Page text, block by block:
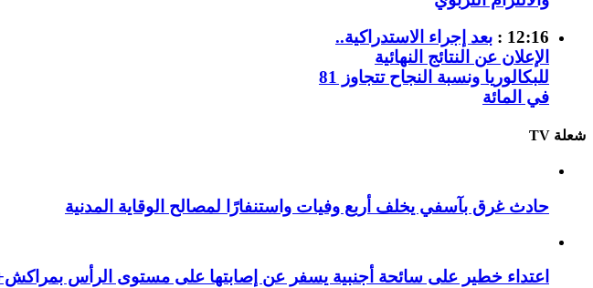
12:16 :
بعد إجراء الاستدراكية..
الإعلان عن النتائج النهائية
للبكالوريا ونسبة النجاح تتجاوز 81
في المائة
شعلة TV
حادث غرق بآسفي يخلف أربع وفيات واستنفارًا لمصالح الوقاية المدنية
اعتداء خطير على سائحة أجنبية يسفر عن إصابتها على مستوى الرأس